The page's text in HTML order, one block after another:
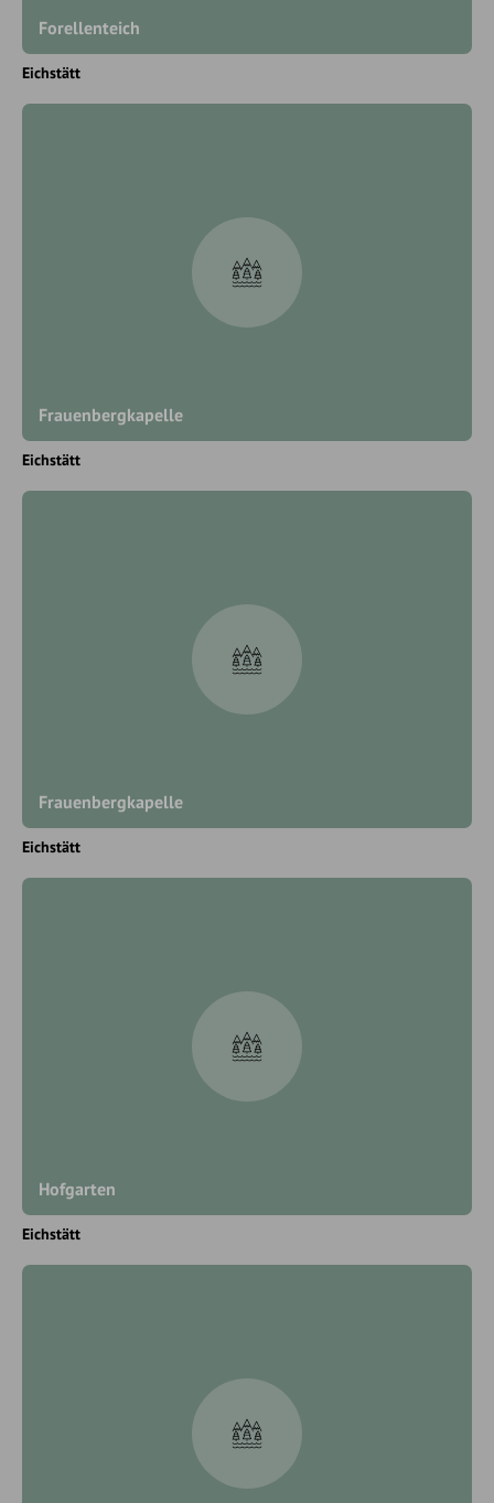
Forellenteich
Eichstätt
Frauenbergkapelle
Eichstätt
Frauenbergkapelle
Eichstätt
Hofgarten
Eichstätt